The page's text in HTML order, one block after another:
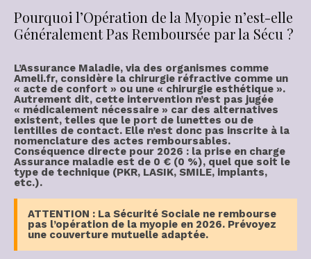
Pourquoi l’Opération de la Myopie n’est-elle
Généralement Pas Remboursée par la Sécu ?
L’Assurance Maladie, via des organismes comme
Ameli.fr, considère la chirurgie réfractive comme un
« acte de confort » ou une « chirurgie esthétique ».
Autrement dit, cette intervention n’est pas jugée
« médicalement nécessaire » car des alternatives
existent, telles que le port de lunettes ou de
lentilles de contact. Elle n’est donc pas inscrite à la
nomenclature des actes remboursables.
Conséquence directe pour 2026 : la prise en charge
Assurance maladie est de 0 € (0 %), quel que soit le
type de technique (PKR, LASIK, SMILE, implants,
etc.).
ATTENTION : La Sécurité Sociale ne rembourse
pas l’opération de la myopie en 2026. Prévoyez
une couverture mutuelle adaptée.